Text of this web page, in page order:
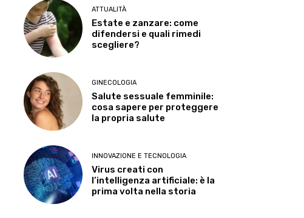
ATTUALITÀ
Estate e zanzare: come
difendersi e quali rimedi
scegliere?
GINECOLOGIA
Salute sessuale femminile:
cosa sapere per proteggere
la propria salute
INNOVAZIONE E TECNOLOGIA
Virus creati con
l’intelligenza artificiale: è la
prima volta nella storia